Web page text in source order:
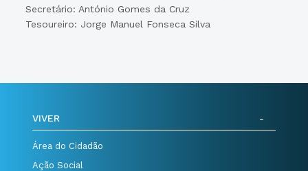
Secretário: António Gomes da Cruz
Tesoureiro: Jorge Manuel Fonseca Silva
VIVER
Área do Cidadão
Ação Social